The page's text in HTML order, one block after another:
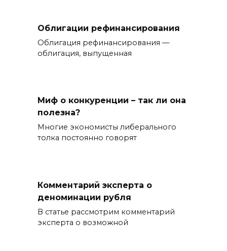
Облигации рефинансирования
Облигация рефинансирования —
облигация, выпущенная
Миф о конкуренции – так ли она
полезна?
Многие экономисты либерального
толка постоянно говорят
Комментарий эксперта о
деноминации рубля
В статье рассмотрим комментарий
эксперта о возможной